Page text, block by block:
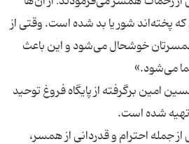
پخته‌اند شور یا بد شده است. وقتی از
خوشحال می‌شود و این باعث
امین برگرفته از پایگاه فروغ توحید
از جمله احترام و قدردانی از همسر،